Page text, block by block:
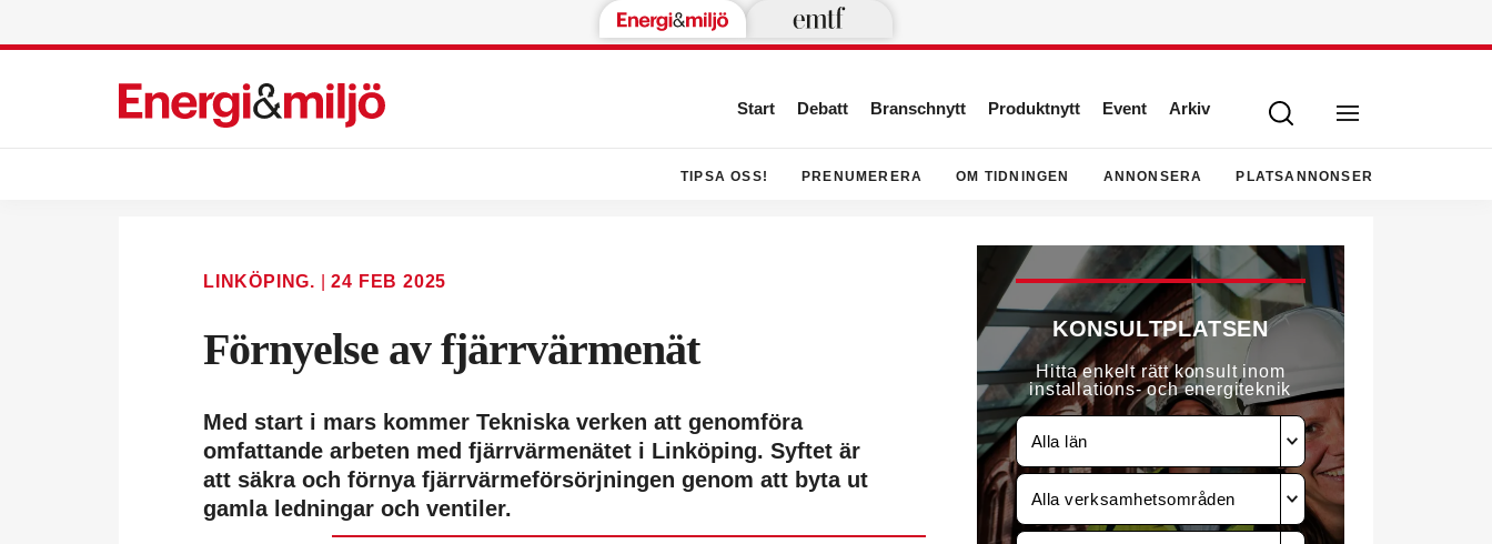
Start Debatt Branschnytt Produktnytt Event Arkiv
TIPSA OSS! PRENUMERERA OM TIDNINGEN ANNONSERA PLATSANNONSER
LINKÖPING. 24 FEB 2025
Förnyelse av fjärrvärmenät
Med start i mars kommer Tekniska verken att genomföra
omfattande arbeten med fjärrvärmenätet i Linköping. Syftet är
att säkra och förnya fjärrvärmeförsörjningen genom att byta ut
gamla ledningar och ventiler.
KONSULTPLATSEN
Hitta enkelt rätt konsult inom
installations- och energiteknik
Alla län
Alla verksamhetsområden